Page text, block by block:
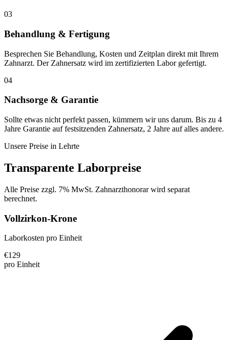
03
Behandlung & Fertigung
Besprechen Sie Behandlung, Kosten und Zeitplan direkt mit Ihrem
Zahnarzt. Der Zahnersatz wird im zertifizierten Labor gefertigt.
04
Nachsorge & Garantie
Sollte etwas nicht perfekt passen, kümmern wir uns darum. Bis zu 4
Jahre Garantie auf festsitzenden Zahnersatz, 2 Jahre auf alles andere.
Unsere Preise in Lehrte
Transparente Laborpreise
Alle Preise zzgl. 7% MwSt. Zahnarzthonorar wird separat
berechnet.
Vollzirkon-Krone
Laborkosten pro Einheit
€129
pro Einheit